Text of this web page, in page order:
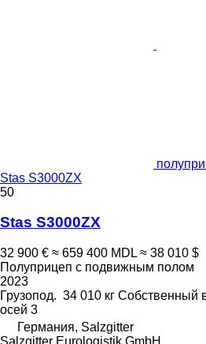
Stas S3000ZX
50
Stas S3000ZX
32 900 € ≈ 659 400 MDL ≈ 38 010 $
Полуприцеп с подвижным полом
2023
Грузопод. 34 010 кг Собственный
осей 3
Германия, Salzgitter
Salzgitter Eurologistik GmbH